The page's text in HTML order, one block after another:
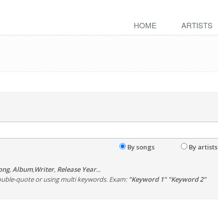
HOME ARTISTS
By songs By artists
,Album,Writer, Release Year...
quote or using multi keywords. Exam: "Keyword 1" "Keyword 2"